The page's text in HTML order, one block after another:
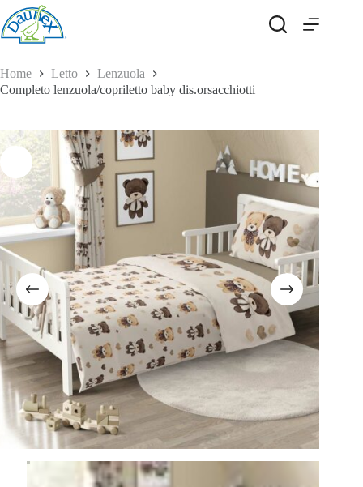
Salta
al
contenuto
Home Letto
Lenzuola
Completo lenzuola/copriletto baby dis.orsacchiotti